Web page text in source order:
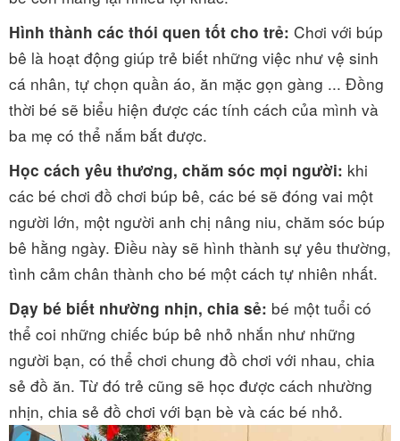
Hình thành các thói quen tốt cho trẻ: Chơi với búp
bê là hoạt động giúp trẻ biết những việc như vệ sinh
cá nhân, tự chọn quần áo, ăn mặc gọn gàng ... Đồng
thời bé sẽ biểu hiện được các tính cách của mình và
ba mẹ có thể nắm bắt được.
Học cách yêu thương, chăm sóc mọi người: khi
các bé chơi đồ chơi búp bê, các bé sẽ đóng vai một
người lớn, một người anh chị nâng niu, chăm sóc búp
bê hằng ngày. Điều này sẽ hình thành sự yêu thường,
tình cảm chân thành cho bé một cách tự nhiên nhất.
Dạy bé biết nhường nhịn, chia sẻ: bé một tuổi có
thể coi những chiếc búp bê nhỏ nhắn như những
người bạn, có thể chơi chung đồ chơi với nhau, chia
sẻ đồ ăn. Từ đó trẻ cũng sẽ học được cách nhường
nhịn, chia sẻ đồ chơi với bạn bè và các bé nhỏ.